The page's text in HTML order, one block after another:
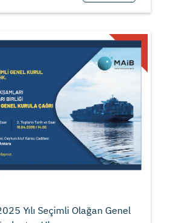
Yılı Seçimli Olağan Genel